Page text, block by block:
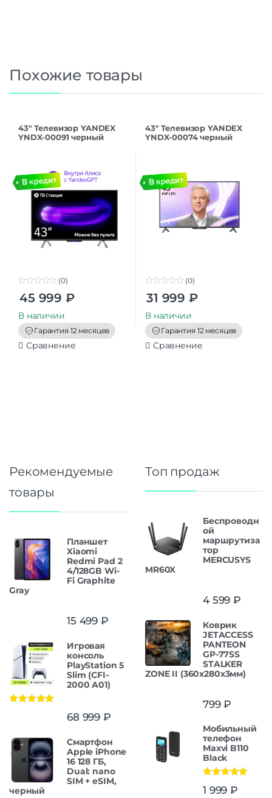
Похожие товары
43″ Телевизор YANDEX
YNDX-00091 черный
o
t
o
f
5
(0)
45 999 ₽
В наличии
Гарантия 12 месяцев
Сравнение
43″ Телевизор YANDEX
YNDX-00074 черный
o
t
o
f
5
(0)
31 999 ₽
В наличии
Гарантия 12 месяцев
Сравнение
Рекомендуемые
товары
Планшет
Xiaomi
Redmi Pad 2
4/128GB Wi-
Fi Graphite
Gray
15 499 ₽
Игровая
консоль
PlayStation 5
Slim (CFI-
2000 A01)
68 999 ₽
Смартфон
Apple iPhone
16 128 ГБ,
Dual: nano
SIM + eSIM,
черный
Топ продаж
Беспроводн
ой
маршрутиза
тор
MERCUSYS
MR60X
4 599 ₽
Коврик
JETACCESS
PANTEON
GP-77SS
STALKER
ZONE II (360x280x3мм)
799₽
Мобильный
телефон
Maxvi B110
Black
из 5
1 999 ₽